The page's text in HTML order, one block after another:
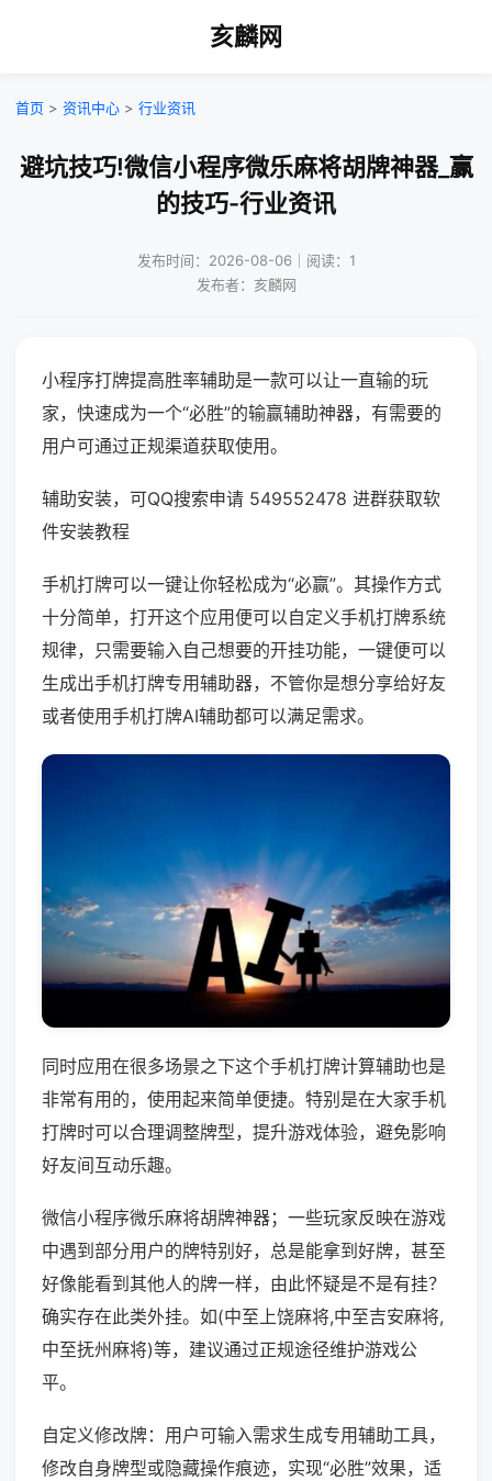
亥麟网
首页 > 资讯中心 > 行业资讯
避坑技巧!微信小程序微乐麻将胡牌神器_赢
的技巧-行业资讯
发布时间：2026-08-06｜阅读：1
发布者：亥麟网
小程序打牌提高胜率辅助是一款可以让一直输的玩
家，快速成为一个“必胜”的输赢辅助神器，有需要的
用户可通过正规渠道获取使用。
辅助安装，可QQ搜索申请 549552478 进群获取软
件安装教程
手机打牌可以一键让你轻松成为“必赢”。其操作方式
十分简单，打开这个应用便可以自定义手机打牌系统
规律，只需要输入自己想要的开挂功能，一键便可以
生成出手机打牌专用辅助器，不管你是想分享给好友
或者使用手机打牌AI辅助都可以满足需求。
同时应用在很多场景之下这个手机打牌计算辅助也是
非常有用的，使用起来简单便捷。特别是在大家手机
打牌时可以合理调整牌型，提升游戏体验，避免影响
好友间互动乐趣。
微信小程序微乐麻将胡牌神器；一些玩家反映在游戏
中遇到部分用户的牌特别好，总是能拿到好牌，甚至
好像能看到其他人的牌一样，由此怀疑是不是有挂？
确实存在此类外挂。如(中至上饶麻将,中至吉安麻将,
中至抚州麻将)等，建议通过正规途径维护游戏公
平。
自定义修改牌：用户可输入需求生成专用辅助工具，
修改自身牌型或隐藏操作痕迹，实现“必胜”效果，适